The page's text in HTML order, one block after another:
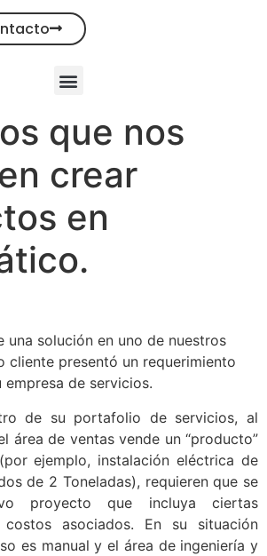
que nos
crear
en
una solución en uno de nuestros
cliente presentó un requerimiento
de servicios.
de su portafolio de servicios, al
área de ventas vende un “producto”
ejemplo, instalación eléctrica de
de 2 Toneladas), requieren que se
proyecto que incluya ciertas
asociados. En su situación
es manual y el área de ingeniería y